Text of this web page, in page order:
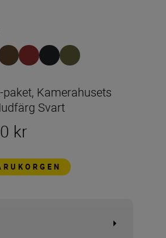
paket, Kamerahusets
Svart
kr